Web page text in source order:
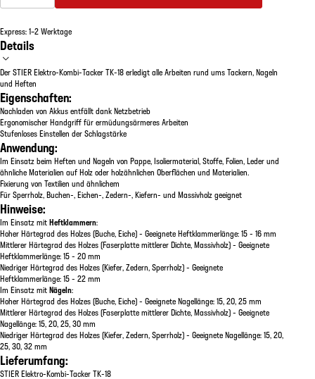
Express: 1–2 Werktage
Details
Der STIER Elektro-Kombi-Tacker TK-18 erledigt alle Arbeiten rund ums Tackern, Nageln
und Heften
Eigenschaften:
Nachladen von Akkus entfällt dank Netzbetrieb
Ergonomischer Handgriff für ermüdungsärmeres Arbeiten
Stufenloses Einstellen der Schlagstärke
Anwendung:
Im Einsatz beim Heften und Nageln von Pappe, Isoliermaterial, Stoffe, Folien, Leder und
ähnliche Materialien auf Holz oder holzähnlichen Oberflächen und Materialien.
Fixierung von Textilien und ähnlichem
Für Sperrholz, Buchen-, Eichen-, Zedern-, Kiefern- und Massivholz geeignet
Hinweise:
Im Einsatz mitHeftklammern:
Hoher Härtegrad des Holzes (Buche, Eiche) - Geeignete Heftklammerlänge: 15 - 16 mm
Mittlerer Härtegrad des Holzes (Faserplatte mittlerer Dichte, Massivholz) - Geeignete
Heftklammerlänge: 15 - 20 mm
Niedriger Härtegrad des Holzes (Kiefer, Zedern, Sperrholz) - Geeignete
Heftklammerlänge: 15 - 22 mm
Im Einsatz mitNägeln:
Hoher Härtegrad des Holzes (Buche, Eiche) - Geeignete Nagellänge: 15, 20, 25 mm
Mittlerer Härtegrad des Holzes (Faserplatte mittlerer Dichte, Massivholz) - Geeignete
Nagellänge: 15, 20, 25, 30 mm
Niedriger Härtegrad des Holzes (Kiefer, Zedern, Sperrholz) - Geeignete Nagellänge: 15, 20,
25, 30, 32 mm
Lieferumfang:
STIER Elektro-Kombi-Tacker TK-18